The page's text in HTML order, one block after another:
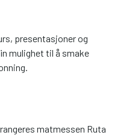
presentasjoner og
mulighet til å smake
matmessen Ruta